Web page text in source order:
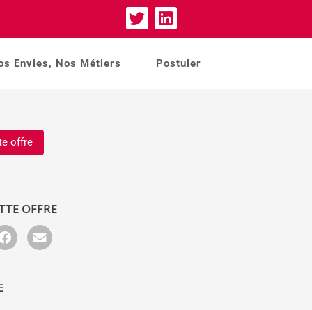
Envies, Nos Métiers Postuler
offre
OFFRE